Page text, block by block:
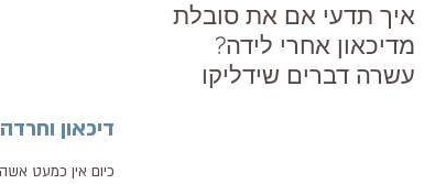
דיכאון
כיום אין כמעט
איך תדעי אם את סובלת
מדיכאון אחרי לידה?
עשרה דברים שידליקו